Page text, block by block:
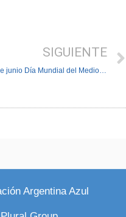
SIGUIENTE
5 de junio Día Mundial del Medio Ambiente
Argentina Azul